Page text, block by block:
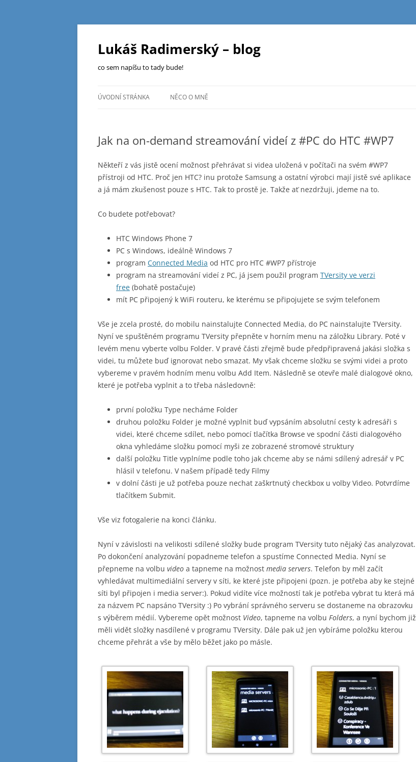
Přejít
obsahu
webu
Lukáš Radimerský – blog
co sem napíšu to tady bude!
ÚVODNÍ STRÁNKA NĚCO O MNĚ
Jak na on-demand streamování videí z #PC do HTC #WP7
Někteří z vás jistě ocení možnost přehrávat si videa uložená v počítači na svém #WP7
přístroji od HTC. Proč jen HTC? inu protože Samsung a ostatní výrobci mají jistě své aplikace
a já mám zkušenost pouze s HTC. Tak to prostě je. Takže ať nezdržuji, jdeme na to.
Co budete potřebovat?
HTC Windows Phone 7
PC s Windows, ideálně Windows 7
program Connected Media od HTC pro HTC #WP7 přístroje
program na streamování videí z PC, já jsem použil program TVersity ve verzi
free (bohatě postačuje)
mít PC připojený k WiFi routeru, ke kterému se připojujete se svým telefonem
Vše je zcela prosté, do mobilu nainstalujte Connected Media, do PC nainstalujte TVersity.
Nyní ve spuštěném programu TVersity přepněte v horním menu na záložku Library. Poté v
levém menu vyberte volbu Folder. V pravé části zřejmě bude předpřipravená jakási složka s
videi, tu můžete buď ignorovat nebo smazat. My však chceme složku se svými videi a proto
vybereme v pravém hodním menu volbu Add Item. Následně se otevře malé dialogové okno,
které je potřeba vyplnit a to třeba následovně:
první položku Type necháme Folder
druhou položku Folder je možné vyplnit buď vypsáním absolutní cesty k adresáři s
videi, které chceme sdílet, nebo pomocí tlačítka Browse ve spodní části dialogového
okna vyhledáme složku pomocí myši ze zobrazené stromové struktury
další položku Title vyplníme podle toho jak chceme aby se námi sdílený adresář v PC
hlásil v telefonu. V našem případě tedy Filmy
v dolní části je už potřeba pouze nechat zaškrtnutý checkbox u volby Video. Potvrdíme
tlačítkem Submit.
Vše viz fotogalerie na konci článku.
Nyní v závislosti na velikosti sdílené složky bude program TVersity tuto nějaký čas analyzovat.
Po dokončení analyzování popadneme telefon a spustíme Connected Media. Nyní se
přepneme na volbu video a tapneme na možnost media servers. Telefon by měl začít
vyhledávat multimediální servery v síti, ke které jste připojeni (pozn. je potřeba aby ke stejné
síti byl připojen i media server:). Pokud vidíte více možností tak je potřeba vybrat tu která má
za názvem PC napsáno TVersity :) Po vybrání správného serveru se dostaneme na obrazovku
s výběrem médií. Vybereme opět možnost Video, tapneme na volbu Folders, a nyní bychom již
měli vidět složky nasdílené v programu TVersity. Dále pak už jen vybíráme položku kterou
chceme přehrát a vše by mělo běžet jako po másle.